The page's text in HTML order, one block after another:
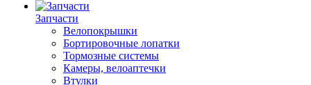
Запчасти
Велопокрышки
Бортировочные лопатки
Тормозные системы
Камеры, велоаптечки
Втулки